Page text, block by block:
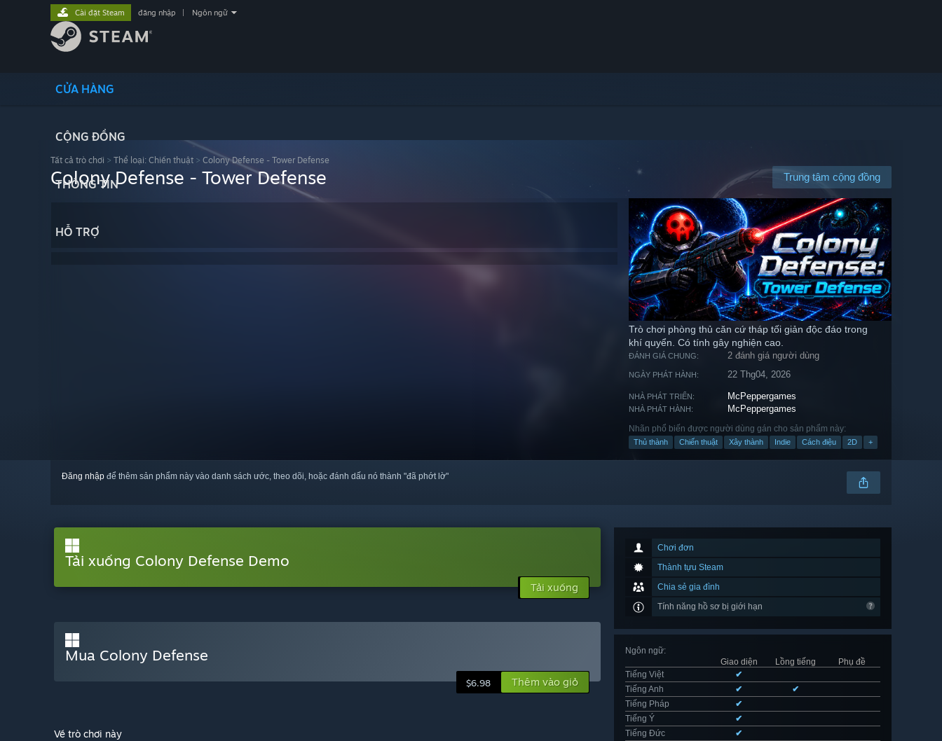
CỬA HÀNG
CỘNG ĐỒNG
THÔNG TIN
HỖ TRỢ
Cài đặt Steam đăng nhập Ngôn ngữ
Tất cả trò chơi > Thể loại: Chiến thuật > Colony Defense - Tower Defense
Trung tâm cộng đồng
Colony Defense - Tower Defense
Trò chơi phòng thủ căn cứ tháp tối giản độc đáo trong
khí quyển. Có tính gây nghiện cao.
ĐÁNH GIÁ CHUNG: 2 đánh giá người dùng
NGÀY PHÁT HÀNH: 22 Thg04, 2026
NHÀ PHÁT TRIỂN: McPeppergames
NHÀ PHÁT HÀNH: McPeppergames
Nhãn phổ biến được người dùng gán cho sản phẩm này:
Thủ thành Chiến thuật Xây thành Indie Cách điệu 2D +
Đăng nhập để thêm sản phẩm này vào danh sách ước, theo dõi, hoặc đánh dấu nó thành "đã phớt lờ"
Chơi đơn
Thành tựu Steam
Chia sẻ gia đình
Tính năng hồ sơ bị giới hạn
Ngôn ngữ:
Giao diện
Lồng tiếng
Phụ đề
Tiếng Việt
✔
Tiếng Anh
✔
✔
Tiếng Pháp
✔
Tiếng Ý
✔
Tiếng Đức
✔
Tải xuống Colony Defense Demo
Tải xuống
Mua Colony Defense
$6.98 Thêm vào giỏ
Về trò chơi này